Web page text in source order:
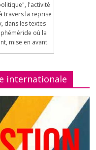
l'activité
travers la reprise
dans les textes
où la
mise en avant.
internationale